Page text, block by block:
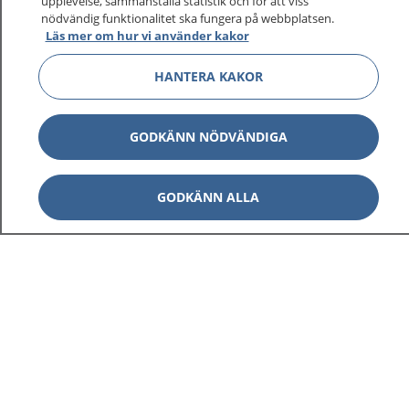
nödvändig funktionalitet ska fungera på webbplatsen.
Läs mer om hur vi använder kakor
HANTERA KAKOR
GODKÄNN NÖDVÄNDIGA
GODKÄNN ALLA